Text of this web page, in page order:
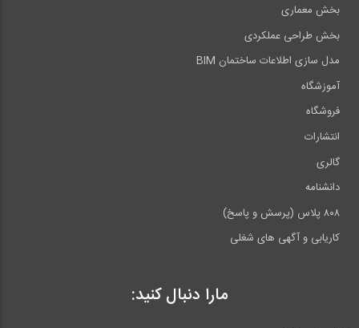
بخش معماری
بخش طراحی عملکردی
مدل سازی اطلاعات ساختمان BIM
آموزشگاه
فروشگاه
انتشارات
گالری
دانشنامه
۸۰۸ پلاس (پرسش و پاسخ)
کاریابی و آگهی های شغلی
مارا دنبال کنید: